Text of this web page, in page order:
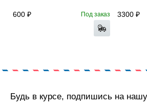
600 Под заказ 3300
Будь в курсе, подпишись на